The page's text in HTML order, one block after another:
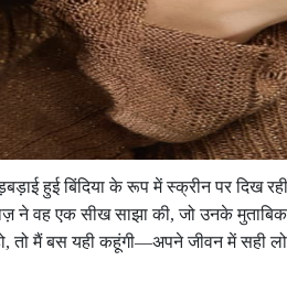
हुई बिंदिया के रूप में स्क्रीन पर दिख
वह एक सीख साझा की, जो उनके मुताबिक
तो मैं बस यही कहूंगी—अपने जीवन में सही